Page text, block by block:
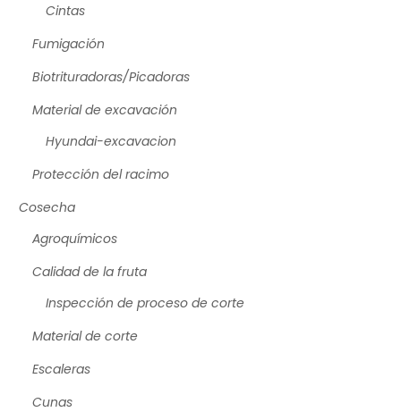
Cintas
Fumigación
Biotrituradoras/Picadoras
Material de excavación
Hyundai-excavacion
Protección del racimo
Cosecha
Agroquímicos
Calidad de la fruta
Inspección de proceso de corte
Material de corte
Escaleras
Cunas